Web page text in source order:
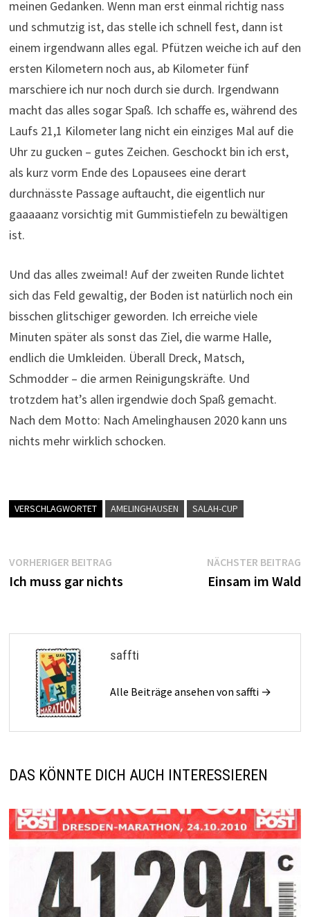
meinen Gedanken. Wenn man erst einmal richtig nass
und schmutzig ist, das stelle ich schnell fest, dann ist
einem irgendwann alles egal. Pfützen weiche ich auf den
ersten Kilometern noch aus, ab Kilometer fünf
marschiere ich nur noch durch sie durch. Irgendwann
macht das alles sogar Spaß. Ich schaffe es, während des
Laufs 21,1 Kilometer lang nicht ein einziges Mal auf die
Uhr zu gucken – gutes Zeichen. Geschockt bin ich erst,
als kurz vorm Ende des Lopausees eine derart
durchnässte Passage auftaucht, die eigentlich nur
gaaaaanz vorsichtig mit Gummistiefeln zu bewältigen
ist.
Und das alles zweimal! Auf der zweiten Runde lichtet
sich das Feld gewaltig, der Boden ist natürlich noch ein
bisschen glitschiger geworden. Ich erreiche viele
Minuten später als sonst das Ziel, die warme Halle,
endlich die Umkleiden. Überall Dreck, Matsch,
Schmodder – die armen Reinigungskräfte. Und
trotzdem hat’s allen irgendwie doch Spaß gemacht.
Nach dem Motto: Nach Amelinghausen 2020 kann uns
nichts mehr wirklich schocken.
VERSCHLAGWORTET AMELINGHAUSEN SALAH-CUP
Beitragsnavigation
VORHERIGER BEITRAGVorheriger
Beitrag:
Ich muss gar nichts
NÄCHSTER BEITRAG
Einsam im Wald
saffti
Alle Beiträge ansehen von saffti →
DAS KÖNNTE DICH AUCH INTERESSIEREN